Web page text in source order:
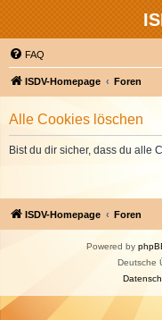
FAQ
ISDV-Homepage Foren
Alle Cookies löschen
Bist du dir sicher, dass du alle
ISDV-Homepage Foren
Powered by
Deutsche